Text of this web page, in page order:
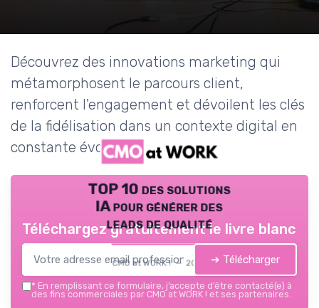
Découvrez des innovations marketing qui
métamorphosent le parcours client,
renforcent l'engagement et dévoilent les clés
de la fidélisation dans un contexte digital en
constante évolution.
TOP 10 des solutions
IA pour générer des
leads de qualité
CMO at WORK ! — 2026
Téléchargez gratuitement le livre blanc
➔ Télécharger
* En remplissant ce formulaire, j’accepte d’être contacté(e) à
des fins commerciales par CMO at WORK ! et ses partenaires.